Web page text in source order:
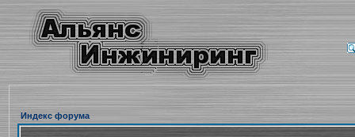
Индекс форума